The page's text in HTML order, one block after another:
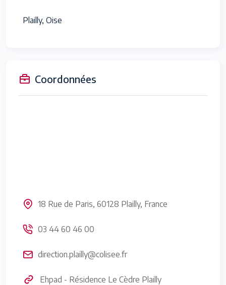
Plailly, Oise
Coordonnées
18 Rue de Paris, 60128 Plailly, France
03 44 60 46 00
direction.plailly@colisee.fr
Ehpad - Résidence Le Cèdre Plailly